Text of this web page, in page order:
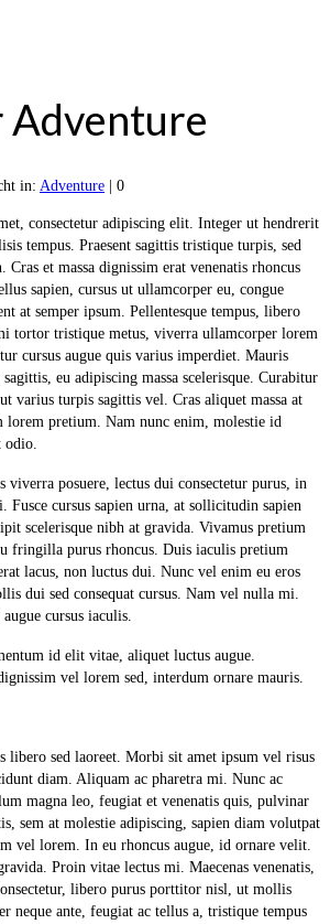
in: Adventure 0
consectetur adipiscing elit. Integer ut hendrerit
tempus. Praesent sagittis tristique turpis, sed
et massa dignissim erat venenatis rhoncus
sapien, cursus ut ullamcorper eu, congue
at semper ipsum. Pellentesque tempus, libero
tortor tristique metus, viverra ullamcorper lorem
cursus augue quis varius imperdiet. Mauris
eu adipiscing massa scelerisque. Curabitur
varius turpis sagittis vel. Cras aliquet massa at
lorem pretium. Nam nunc enim, molestie id
odio.
viverra posuere, lectus dui consectetur purus, in
Fusce cursus sapien urna, at sollicitudin sapien
scelerisque nibh at gravida. Vivamus pretium
fringilla purus rhoncus. Duis iaculis pretium
lacus, non luctus dui. Nunc vel enim eu eros
dui sed consequat cursus. Nam vel nulla mi.
cursus iaculis.
id elit vitae, aliquet luctus augue.
vel lorem sed, interdum ornare mauris.
libero sed laoreet. Morbi sit amet ipsum vel risus
diam. Aliquam ac pharetra mi. Nunc ac
magna leo, feugiat et venenatis quis, pulvinar
sem at molestie adipiscing, sapien diam volutpat
vel lorem. In eu rhoncus augue, id ornare velit.
Proin vitae lectus mi. Maecenas venenatis,
libero purus porttitor nisl, ut mollis
neque ante, feugiat ac tellus a, tristique tempus